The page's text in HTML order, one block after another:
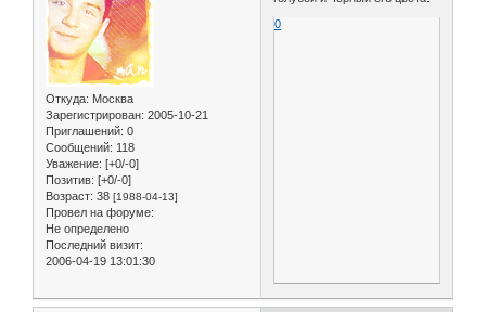
Откуда: Москва
Зарегистрирован: 2005-10-21
Приглашений: 0
Сообщений: 118
Уважение: [+0/-0]
Позитив: [+0/-0]
Возраст: 38 [1988-04-13]
Провел на форуме:
Не определено
Последний визит:
2006-04-19 13:01:30
0